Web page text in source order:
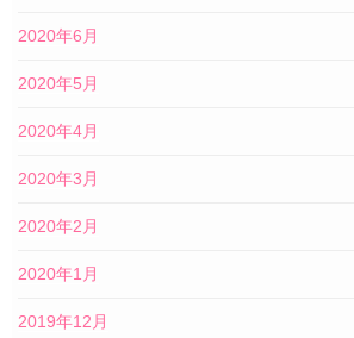
2020年6月
2020年5月
2020年4月
2020年3月
2020年2月
2020年1月
2019年12月